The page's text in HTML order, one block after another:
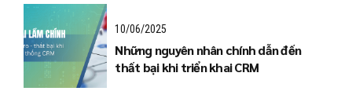
10/06/2025
Những nguyên nhân chính dẫn đến
thất bại khi triển khai CRM